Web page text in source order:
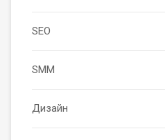
SEO
SMM
Дизайн